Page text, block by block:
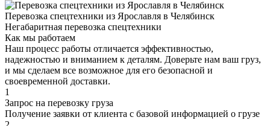
Перевозка спецтехники из Ярославля в Челябинск
Негабаритная перевозка спецтехники
Как мы работаем
Наш процесс работы отличается эффективностью,
надежностью и вниманием к деталям. Доверьте нам ваш груз,
и мы сделаем все возможное для его безопасной и
своевременной доставки.
1
Запрос на перевозку груза
Получение заявки от клиента с базовой информацией о грузе